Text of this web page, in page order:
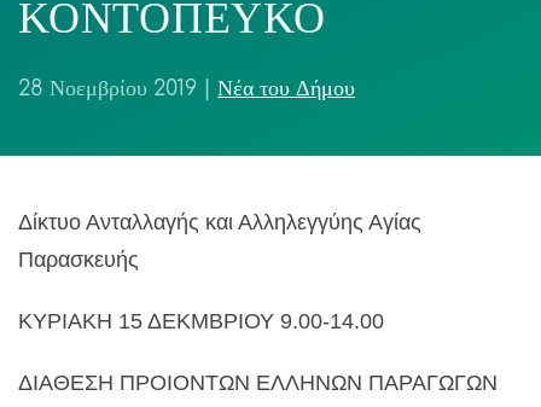
ΚΟΝΤΟΠΕΥΚΟ
28 Νοεμβρίου 2019 Νέα του Δήμου
Δίκτυο Ανταλλαγής και Αλληλεγγύης Αγίας
Παρασκευής
ΚΥΡΙΑΚΗ 15 ΔΕΚΜΒΡΙΟΥ 9.00-14.00
ΔΙΑΘΕΣΗ ΠΡΟΙΟΝΤΩΝ ΕΛΛΗΝΩΝ ΠΑΡΑΓΩΓΩΝ